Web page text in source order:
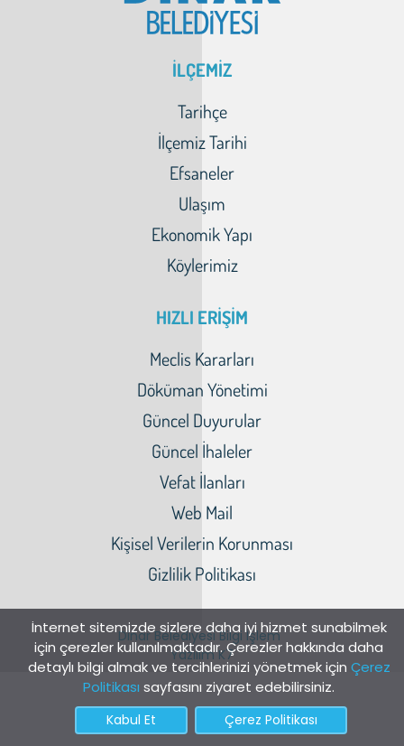
İnternet sitemizde sizlere daha iyi hizmet sunabilmek
için çerezler kullanılmaktadır. Çerezler hakkında daha
detaylı bilgi almak ve tercihlerinizi yönetmek için Çerez
Politikası sayfasını ziyaret edebilirsiniz.
İLÇEMİZ
Tarihçe
İlçemiz Tarihi
Efsaneler
Ulaşım
Ekonomik Yapı
Köylerimiz
HIZLI ERİŞİM
Meclis Kararları
Döküman Yönetimi
Güncel Duyurular
Güncel İhaleler
Vefat İlanları
Web Mail
Kişisel Verilerin Korunması
Gizlilik Politikası
Dinar Belediyesi Bilgi İşlem
Yazılım K7